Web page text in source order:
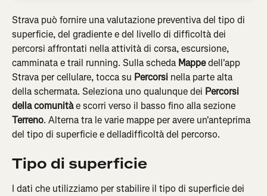
Strava può fornire una valutazione preventiva del tipo di
superficie, del gradiente e del livello di difficoltà dei
percorsi affrontati nella attività di corsa, escursione,
camminata e trail running. Sulla scheda Mappe dell'app
Strava per cellulare, tocca su Percorsi nella parte alta
della schermata. Seleziona uno qualunque dei Percorsi
della comunità e scorri verso il basso fino alla sezione
Terreno. Alterna tra le varie mappe per avere un'anteprima
del tipo di superficie e delladifficoltà del percorso.
Tipo di superficie
I dati che utilizziamo per stabilire il tipo di superficie dei